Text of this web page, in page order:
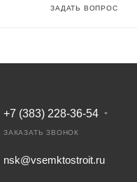
ЗАДАТЬ ВОПРОС
+7 (383) 228-36-54
ЗАКАЗАТЬ ЗВОНОК
nsk@vsemktostroit.ru